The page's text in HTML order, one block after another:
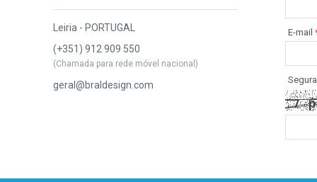
Leiria - PORTUGAL
(+351) 912 909 550
(Chamada para rede móvel nacional)
geral@braldesign.com
E-mail